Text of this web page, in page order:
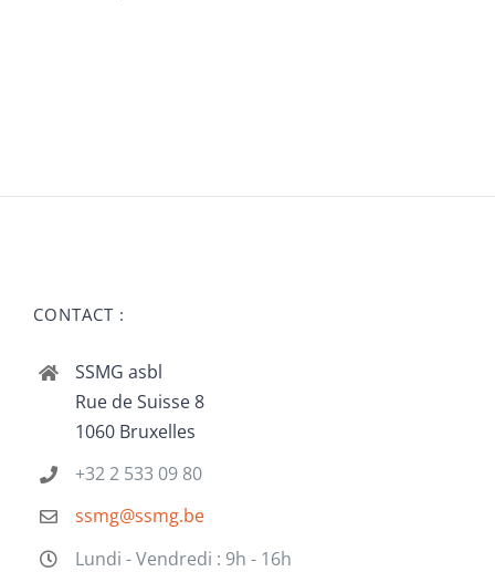
CONTACT :
SSMG asbl
Rue de Suisse 8
1060 Bruxelles
+32 2 533 09 80
ssmg@ssmg.be
Lundi - Vendredi : 9h - 16h